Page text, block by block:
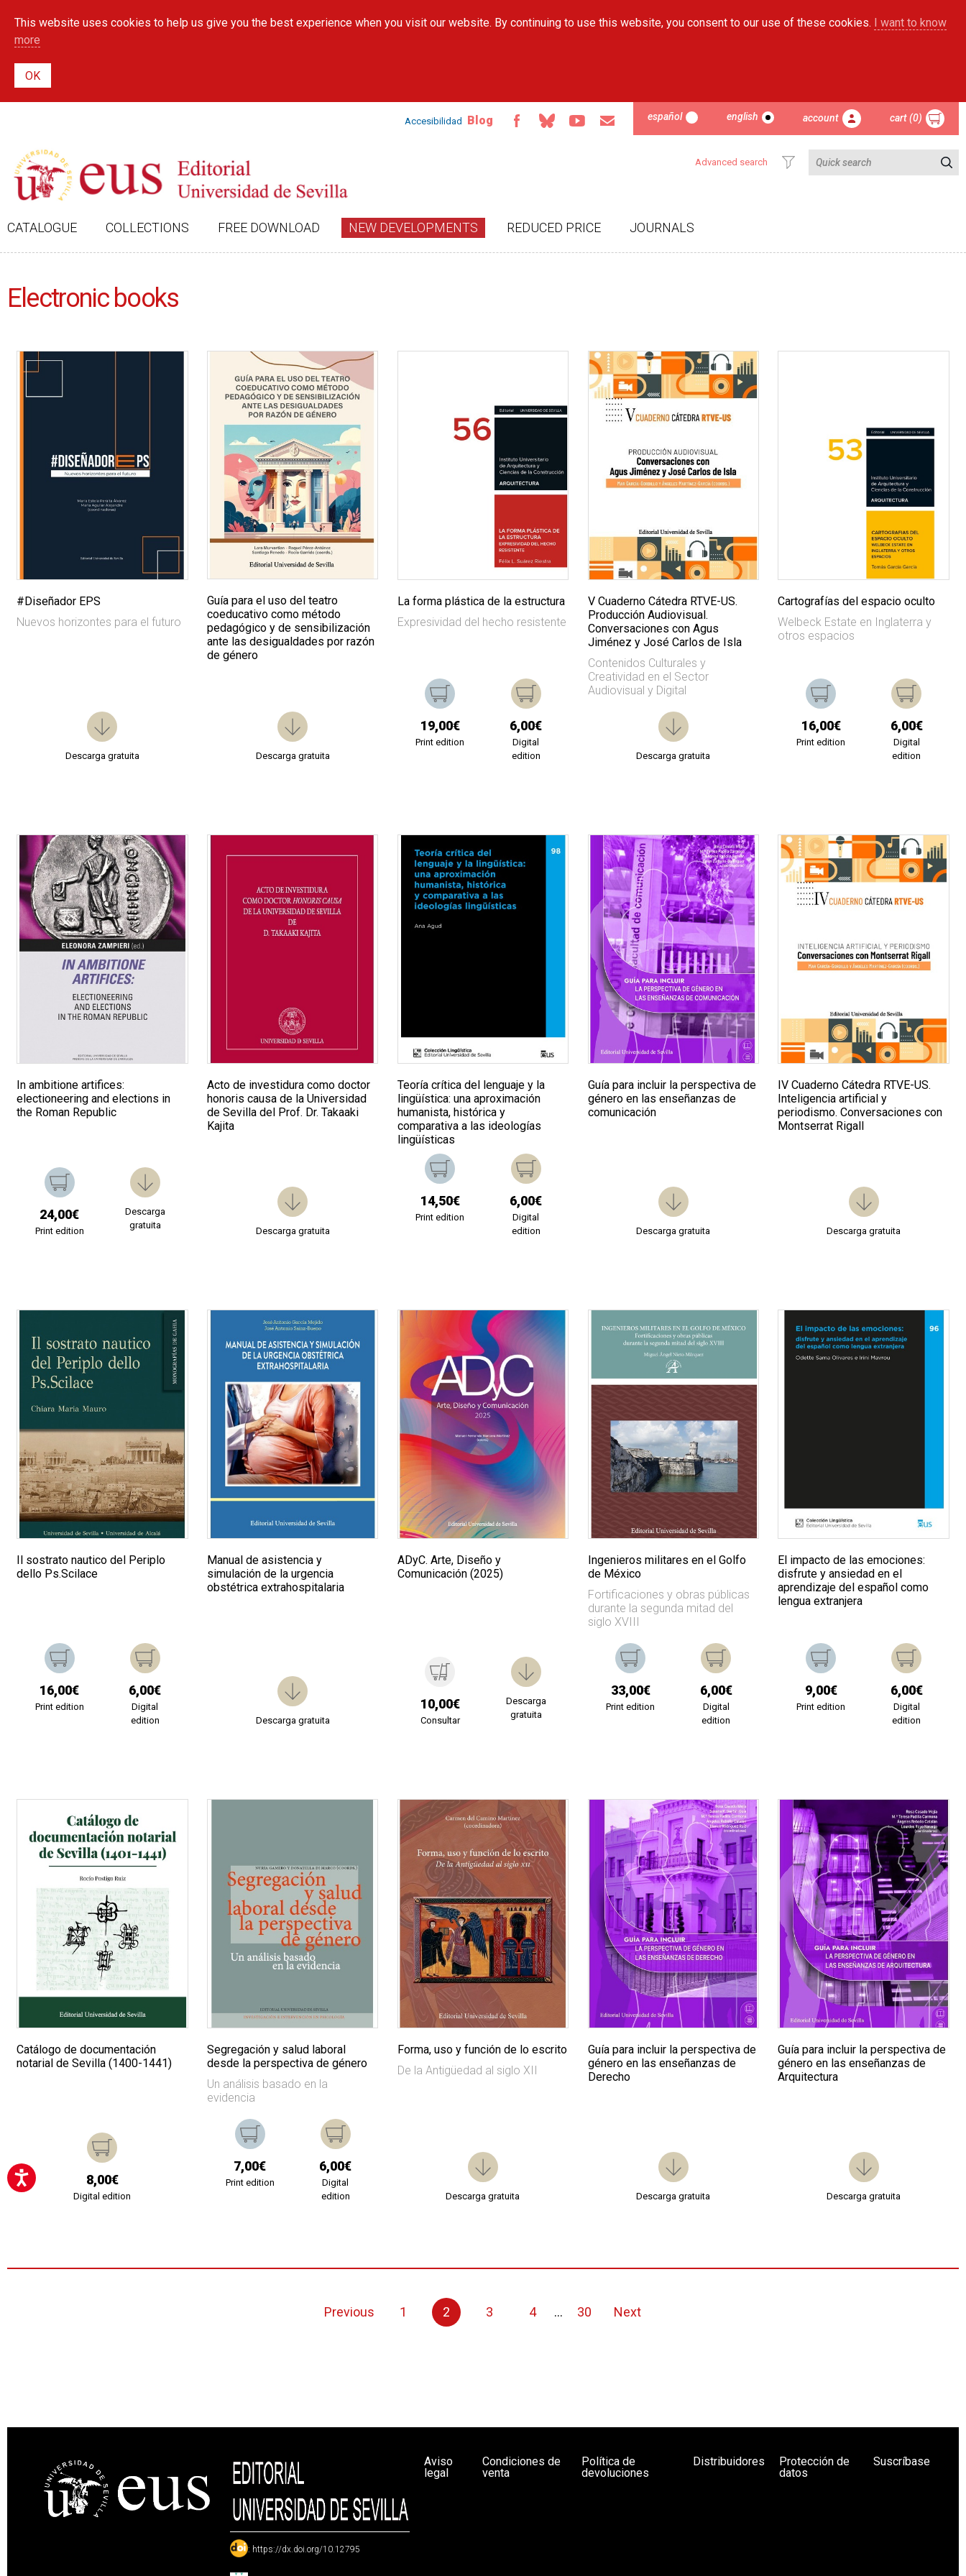
main
This website uses cookies to help us give you the best experience when you visit our website. By continuing to use this website, you consent to our use of these cookies. I want to know
more
Accesibilidad Blog español english account cart (0)
Advanced search
CATALOGUE COLLECTIONS FREE DOWNLOAD NEW DEVELOPMENTS REDUCED PRICE JOURNALS
Electronic books
#Diseñador EPS
Nuevos horizontes para el futuro
Descarga gratuita
Guía para el uso del teatro
coeducativo como método
pedagógico y de sensibilización
ante las desigualdades por razón
de género
Descarga gratuita
La forma plástica de la estructura
Expresividad del hecho resistente
19,00€
Print edition
6,00€
Digital
edition
V Cuaderno Cátedra RTVE-US.
Producción Audiovisual.
Conversaciones con Agus
Jiménez y José Carlos de Isla
Contenidos Culturales y
Creatividad en el Sector
Audiovisual y Digital
Descarga gratuita
Cartografías del espacio oculto
Welbeck Estate en Inglaterra y
otros espacios
16,00€
Print edition
6,00€
Digital
edition
In ambitione artifices:
electioneering and elections in
the Roman Republic
24,00€
Print edition
Descarga
gratuita
Acto de investidura como doctor
honoris causa de la Universidad
de Sevilla del Prof. Dr. Takaaki
Kajita
Descarga gratuita
Teoría crítica del lenguaje y la
lingüística: una aproximación
humanista, histórica y
comparativa a las ideologías
lingüísticas
14,50€
Print edition
6,00€
Digital
edition
Guía para incluir la perspectiva de
género en las enseñanzas de
comunicación
Descarga gratuita
IV Cuaderno Cátedra RTVE-US.
Inteligencia artificial y
periodismo. Conversaciones con
Montserrat Rigall
Descarga gratuita
Il sostrato nautico del Periplo
dello Ps.Scilace
16,00€
Print edition
6,00€
Digital
edition
Manual de asistencia y
simulación de la urgencia
obstétrica extrahospitalaria
Descarga gratuita
ADyC. Arte, Diseño y
Comunicación (2025)
10,00€
Consultar
Descarga
gratuita
Ingenieros militares en el Golfo
de México
Fortificaciones y obras públicas
durante la segunda mitad del
siglo XVIII
33,00€
Print edition
6,00€
Digital
edition
El impacto de las emociones:
disfrute y ansiedad en el
aprendizaje del español como
lengua extranjera
9,00€
Print edition
6,00€
Digital
edition
Catálogo de documentación
notarial de Sevilla (1400-1441)
8,00€
Digital edition
Segregación y salud laboral
desde la perspectiva de género
Un análisis basado en la
evidencia
7,00€
Print edition
6,00€
Digital
edition
Forma, uso y función de lo escrito
De la Antigüedad al siglo XII
Descarga gratuita
Guía para incluir la perspectiva de
género en las enseñanzas de
Derecho
Descarga gratuita
Guía para incluir la perspectiva de
género en las enseñanzas de
Arquitectura
Descarga gratuita
Previous 1 2 3 4 ... 30 Next
: https://dx.doi.org/10.12795
Aviso
legal
Condiciones de
venta
Política de
devoluciones
Distribuidores
Protección de
datos
Suscríbase